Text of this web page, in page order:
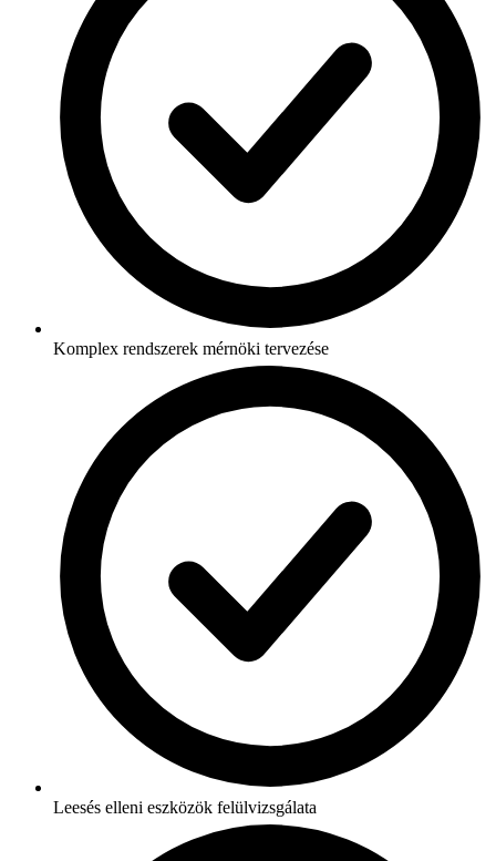
Komplex rendszerek mérnöki tervezése
Leesés elleni eszközök felülvizsgálata